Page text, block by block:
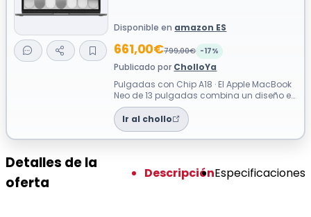
Disponible en amazon ES
661,00€799,00€ -17%
Publicado por CholloYa
Pulgadas con Chip A18 · El Apple MacBook
Neo de 13 pulgadas combina un diseño en
aluminio resistente con el potente c...
Ir al chollo
Detalles de la
oferta
DescripciónEspecificaciones